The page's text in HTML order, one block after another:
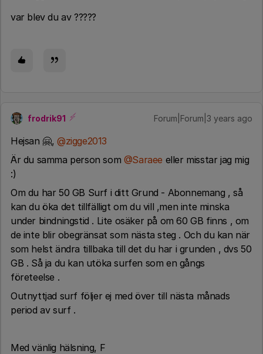
var blev du av ?????
frodrik91 Forum|Forum|3 years ago
Hejsan 🤗, @zigge2013
Är du samma person som @Saraee eller misstar jag mig
:)
Om du har 50 GB Surf i ditt Grund - Abonnemang , så
kan du öka det tillfälligt om du vill ,men inte minska
under bindningstid . Lite osäker på om 60 GB finns , om
de inte blir obegränsat som nästa steg . Och du kan när
som helst ändra tillbaka till det du har i grunden , dvs 50
GB . Så ja du kan utöka surfen som en gångs
företeelse .
Outnyttjad surf följer ej med över till nästa månads
period av surf .
Med vänlig hälsning, F